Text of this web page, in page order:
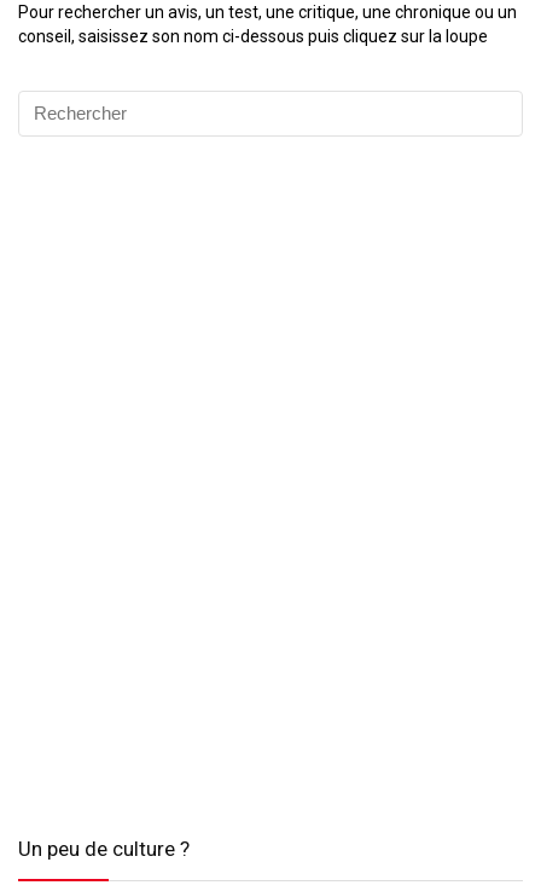
Pour rechercher un avis, un test, une critique, une chronique ou un
conseil, saisissez son nom ci-dessous puis cliquez sur la loupe
Un peu de culture ?